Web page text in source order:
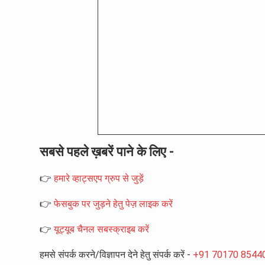
सबसे पहले ख़बरें पाने के लिए -
👉हमारे व्हाट्सएप ग्रुप से जुड़ें
👉फेसबुक पर जुड़ने हेतु पेज़ लाइक करें
👉यूट्यूब चैनल सबस्क्राइब करें
हमसे संपर्क करने/विज्ञापन देने हेतु संपर्क करें - +91 70170